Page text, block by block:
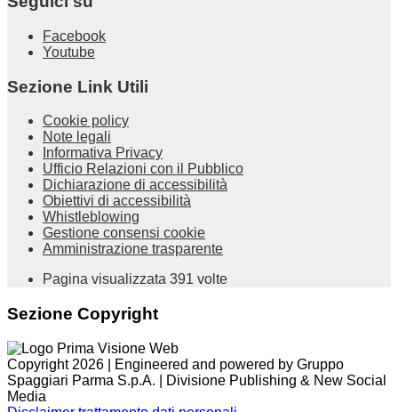
Facebook
Youtube
Sezione Link Utili
Cookie policy
Note legali
Informativa Privacy
Ufficio Relazioni con il Pubblico
Dichiarazione di accessibilità
Obiettivi di accessibilità
Whistleblowing
Gestione consensi cookie
Amministrazione trasparente
Pagina visualizzata 391 volte
Sezione Copyright
Copyright 2026 | Engineered and powered by Gruppo
Spaggiari Parma S.p.A. | Divisione Publishing & New Social
Media